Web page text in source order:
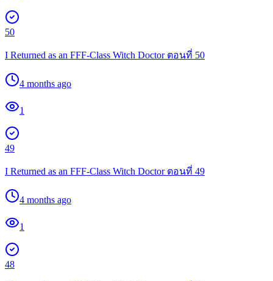
50
I Returned as an FFF-Class Witch Doctor ตอนที่ 50
4 months ago
1
49
I Returned as an FFF-Class Witch Doctor ตอนที่ 49
4 months ago
1
48